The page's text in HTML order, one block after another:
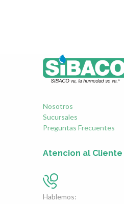
Nosotros
Sucursales
Preguntas Frecuentes
Atencion al Cliente
Hablemos: